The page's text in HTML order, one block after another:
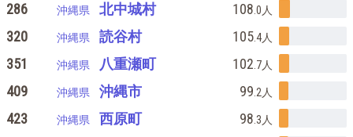
286 沖縄県 北中城村 108 .0 人
320 沖縄県 読谷村 105.4人
351 沖縄県 八重瀬町 102 .7人
409 沖縄県 沖縄市 99 .2 人
423 沖縄県 西原町 98 .3 人